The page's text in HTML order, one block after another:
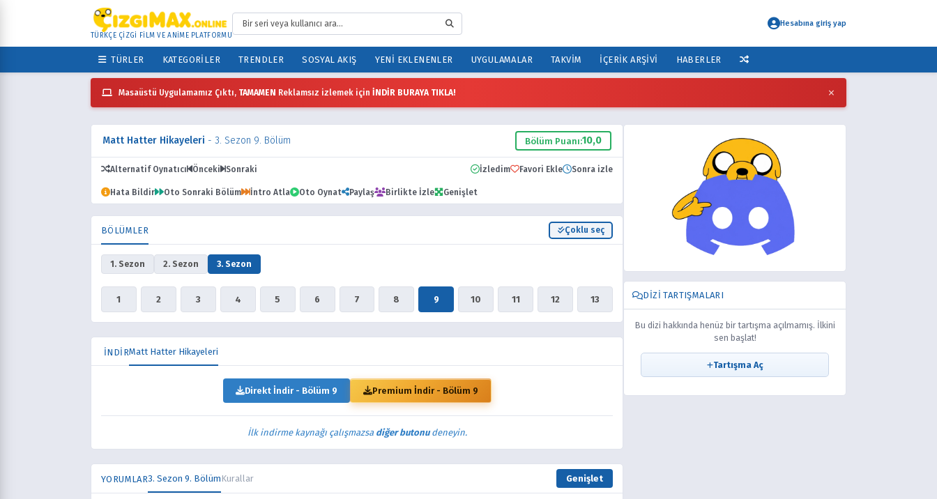
TÜRKÇE ÇİZGİ FİLM VE ANİME PLATFORMU
Hesabına giriş yap
TÜRLER KATEGORILER TRENDLER SOSYAL AKIŞ YENI EKLENENLER UYGULAMALAR TAKVIM İÇERIK ARŞIVI HABERLER
Masaüstü Uygulamamız Çıktı, TAMAMEN Reklamsız izlemek için İNDİR BURAYA TIKLA! ×
Matt Hatter Hikayeleri - 3. Sezon 9. Bölüm Bölüm Puanı:10,0
Alternatif Oynatıcı Önceki Sonraki İzledim Favori Ekle Sonra izle
Hata Bildir Oto Sonraki Bölüm İntro Atla Oto Oynat Paylaş Birlikte İzle Genişlet
BÖLÜMLER Çoklu seç
1. Sezon 2. Sezon 3. Sezon
1 2 3 4 5 6 7 8 9 10 11 12 13
İNDİRMatt Hatter Hikayeleri
Direkt İndir - Bölüm 9 Premium İndir - Bölüm 9
İlk indirme kaynağı çalışmazsa diğer butonudeneyin.
YORUMLAR3. Sezon 9. BölümKurallar Genişlet
DIZI TARTIŞMALARI
Bu dizi hakkında henüz bir tartışma açılmamış. İlkini
sen başlat!
Tartışma Aç